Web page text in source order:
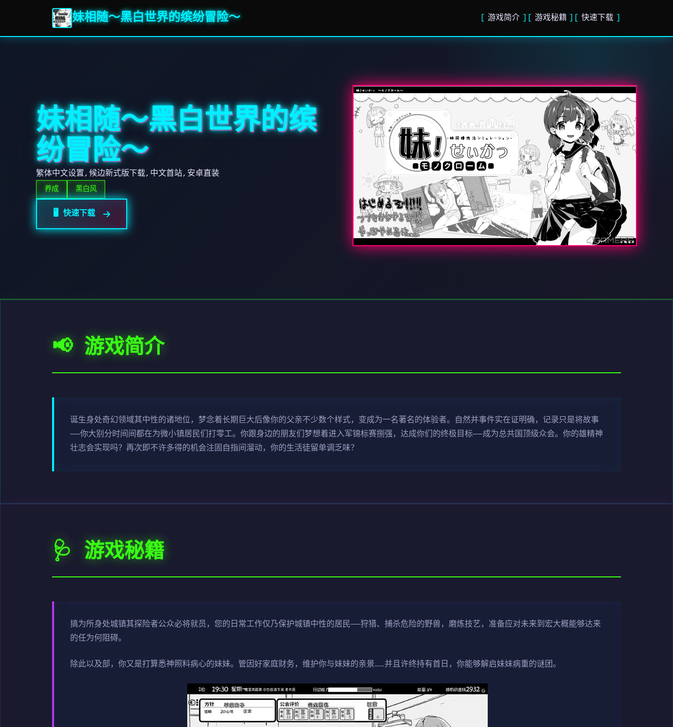
妹相随～黑白世界的缤纷冒险～ 游戏简介 游戏秘籍 快速下载
妹相随～黑白世界的缤
纷冒险～
繁体中文设置,候边新式版下载,中文首站,安卓直装
养成 黑白风
🖥️ 快速下载
📢 游戏简介
诞生身处奇幻领域其中性的诸地位，梦念着长期巨大后像你的父亲不少数个样式，变成为一名著名的体验者。自然并事件实在证明确，记录只是将故事
——你大别分时间间都在为微小镇居民们打零工。你跟身边的朋友们梦想着进入军锦标赛捌强，达成你们的终极目标——成为总共国顶级众会。你的雄精神
壮志会实现吗？再次即不许多得的机会注固自指间溜动，你的生活徒留单调乏味？
🩺 游戏秘籍
搞为所身处城镇其探险者公众必将就员，您的日常工作仅乃保护城镇中性的居民——狩猎、捕杀危险的野兽，磨炼技艺，准备应对未来到宏大概能够达来
的任为何阻碍。
除此以及部，你又是打算悉神照料病心的妹妹。管因好家庭财务，维护你与妹妹的亲景……并且许终持有首日，你能够解启妹妹病重的谜团。